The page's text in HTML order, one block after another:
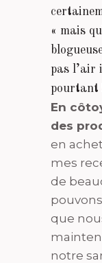
« mais
pas l’air
pourtant
En
des
en
mes
de
que
notre